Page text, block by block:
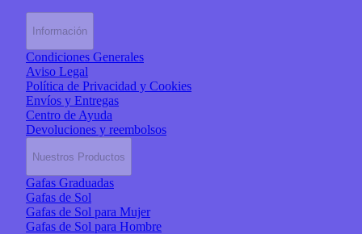
Información
Condiciones Generales
Aviso Legal
Política de Privacidad y Cookies
Envíos y Entregas
Centro de Ayuda
Devoluciones y reembolsos
Nuestros Productos
Gafas Graduadas
Gafas de Sol
Gafas de Sol para Mujer
Gafas de Sol para Hombre